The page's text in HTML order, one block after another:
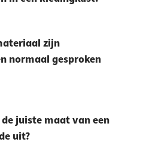
zijn
normaal gesproken
juiste maat van een
uit?